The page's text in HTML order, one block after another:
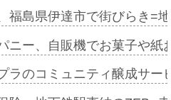
福島県伊達市で街びらき=
ニー、自販機でお菓子や
ラのコミュニティ醸成サ